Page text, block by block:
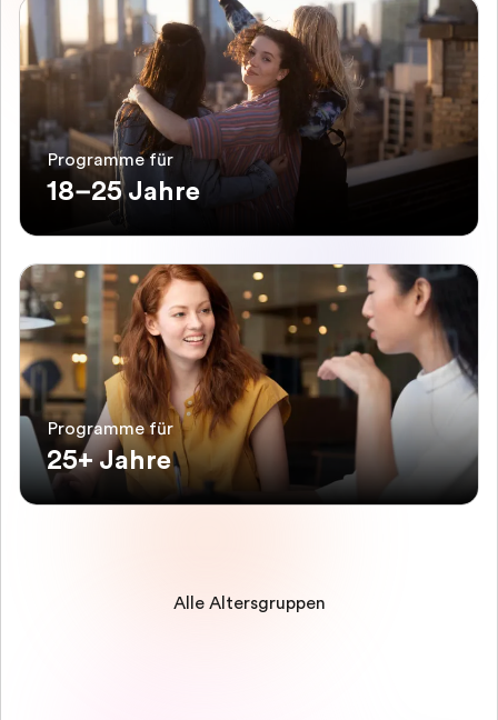
Programme für
18–25 Jahre
Programme für
25+ Jahre
Alle Altersgruppen